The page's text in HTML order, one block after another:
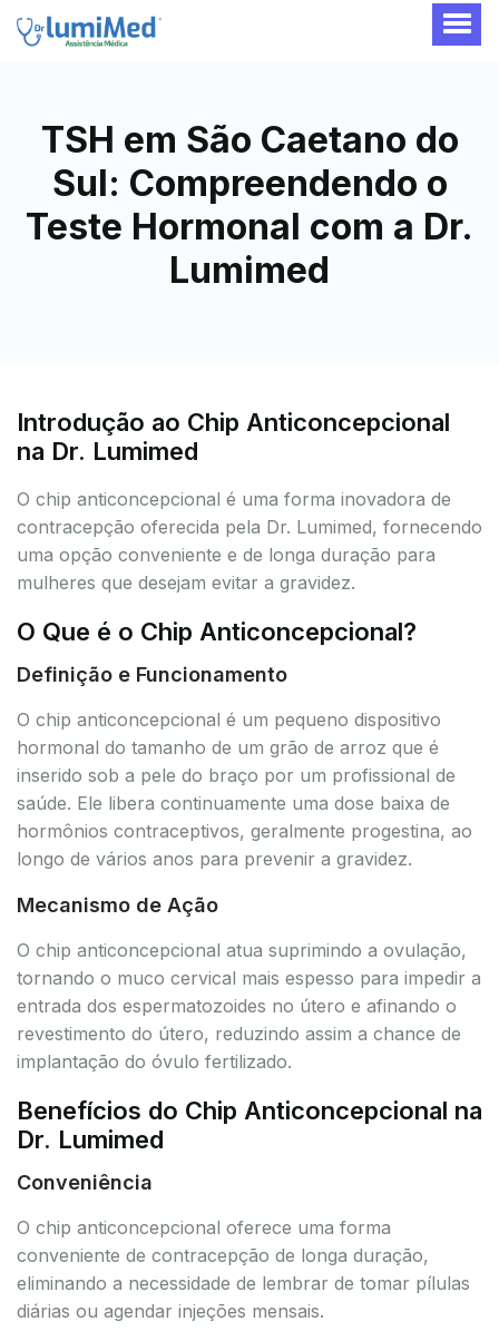
TSH em São Caetano do
Sul: Compreendendo o
Teste Hormonal com a Dr.
Lumimed
Introdução ao Chip Anticoncepcional
na Dr. Lumimed
O chip anticoncepcional é uma forma inovadora de
contracepção oferecida pela Dr. Lumimed, fornecendo
uma opção conveniente e de longa duração para
mulheres que desejam evitar a gravidez.
O Que é o Chip Anticoncepcional?
Definição e Funcionamento
O chip anticoncepcional é um pequeno dispositivo
hormonal do tamanho de um grão de arroz que é
inserido sob a pele do braço por um profissional de
saúde. Ele libera continuamente uma dose baixa de
hormônios contraceptivos, geralmente progestina, ao
longo de vários anos para prevenir a gravidez.
Mecanismo de Ação
O chip anticoncepcional atua suprimindo a ovulação,
tornando o muco cervical mais espesso para impedir a
entrada dos espermatozoides no útero e afinando o
revestimento do útero, reduzindo assim a chance de
implantação do óvulo fertilizado.
Benefícios do Chip Anticoncepcional na
Dr. Lumimed
Conveniência
O chip anticoncepcional oferece uma forma
conveniente de contracepção de longa duração,
eliminando a necessidade de lembrar de tomar pílulas
diárias ou agendar injeções mensais.